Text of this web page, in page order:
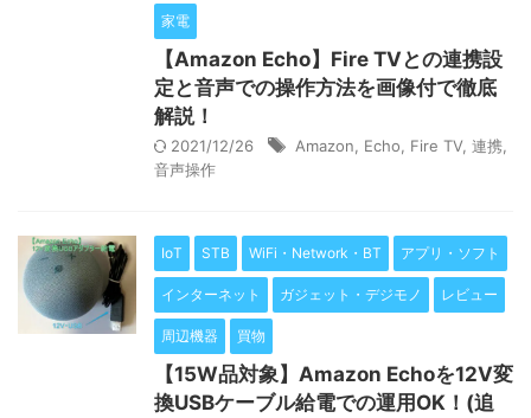
家電
【Amazon Echo】Fire TVとの連携設
定と音声での操作方法を画像付で徹底
解説！
2021/12/26 Amazon Echo Fire TV, 連携
音声操作
IoT STB WiFi・Network・BT アプリ・ソフト
インターネット ガジェット・デジモノ レビュー
周辺機器 買物
【15W品対象】Amazon Echoを12V変
換USBケーブル給電での運用OK！(追